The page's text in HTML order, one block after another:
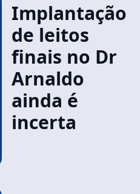
Implantação
de leitos
finais no Dr
Arnaldo
ainda é
incerta